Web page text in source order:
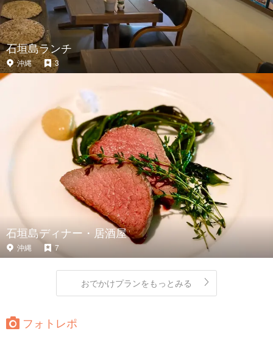
石垣島ランチ
沖縄 3
石垣島ディナー・居酒屋
沖縄 7
おでかけプランをもっとみる
フォトレポ